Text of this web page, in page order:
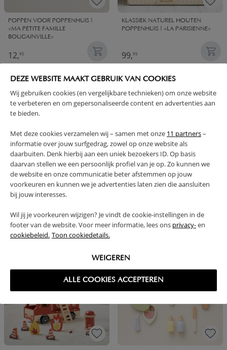
DEZE WEBSITE MAAKT GEBRUIK VAN COOKIES
Wij gebruiken cookies (en vergelijkbare technieken) om onze website
te verbeteren en om gepersonaliseerde content en advertenties aan
te bieden.
Met deze cookies verzamelen wij – samen met onze 11 partners–
informatie over jouw surfgedrag, zowel op onze website als
daarbuiten. Denk hierbij aan een uniek bezoekers ID. Op basis
daarvan stellen we een persoonlijk profiel van je op. Zo kunnen we
de website en onze communicatie beter afstemmen op jouw
voorkeuren en kunnen we je advertenties laten zien die aansluiten
bij jouw interesses.
Wil jij je voorkeuren wijzigen? Je vindt de cookie-instellingen in de
footer van de website. Voor meer informatie, lees ons privacy-en
cookiebeleid. Toon cookiedetails.
WEIGEREN
ALLE COOKIES ACCEPTEREN
POPPEN VOOR POPPENHUIS |
«MA PETITE FAMILLE
BOUGAINVILLE»
12,95
KLASSIEK NATUREL HOUTEN
POPPENHUIS | «LA PARISIENNE»
99,95
HOUTEN POPPENHUIS
«CAMPAGNE» | INCL. 14-DELIGE
MEUBELSET | 81 CM | WIT &
99,95
POP UP TENT «CANNES» |
39,95